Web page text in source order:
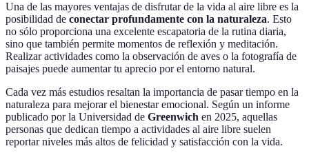
Una de las mayores ventajas de disfrutar de la vida al aire libre es la
posibilidad de conectar profundamente con la naturaleza. Esto
no sólo proporciona una excelente escapatoria de la rutina diaria,
sino que también permite momentos de reflexión y meditación.
Realizar actividades como la observación de aves o la fotografía de
paisajes puede aumentar tu aprecio por el entorno natural.
Cada vez más estudios resaltan la importancia de pasar tiempo en la
naturaleza para mejorar el bienestar emocional. Según un informe
publicado por la Universidad de Greenwich en 2025, aquellas
personas que dedican tiempo a actividades al aire libre suelen
reportar niveles más altos de felicidad y satisfacción con la vida.